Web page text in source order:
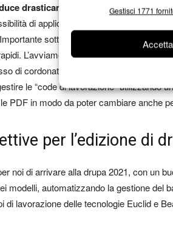
Gestisci 1771
Accetta
drasticamente i tempi e i costi di
di applicare dati variabili e
sottolineare che la tecnologia
L’avviamento è più semplice e
di cordonatura. Il foglio in uscita prima
le “code di lavorazione” utilizzando
PDF in modo da poter cambiare anche
per l’edizione di
noi di arrivare alla drupa 2021, con un
modelli, automatizzando la gestione del
di lavorazione delle tecnologie Euclid e